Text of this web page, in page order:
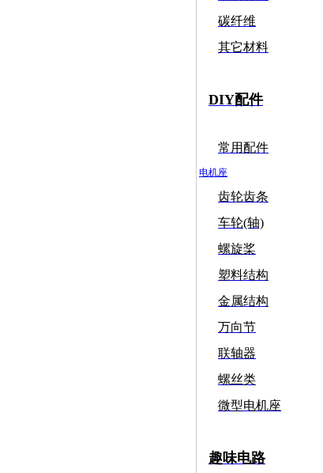
碳纤维
其它材料
DIY配件
常用配件
电机座
齿轮齿条
车轮(轴)
螺旋桨
塑料结构
金属结构
万向节
联轴器
螺丝类
微型电机座
趣味电路